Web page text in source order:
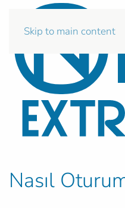
Skip to main content
Nasıl